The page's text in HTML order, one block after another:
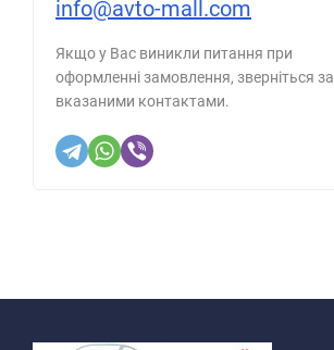
info@avto-mall.com
Якщо у Вас виникли питання при
оформленні замовлення, зверніться за
вказаними контактами.